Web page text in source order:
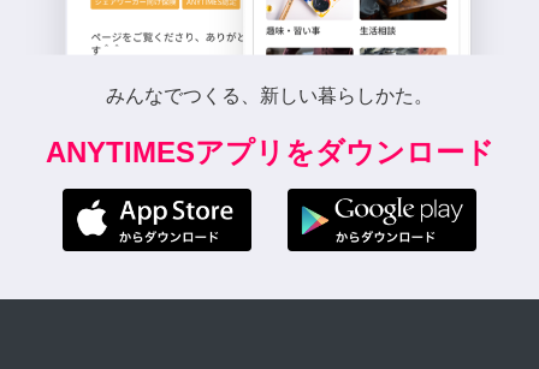
みんなでつくる、新しい暮らしかた。
ANYTIMESアプリをダウンロード